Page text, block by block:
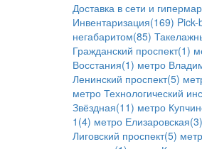
Доставка в сети и
Инвентаризация(169)
негабаритом(85)
Гражданский проспект(1)
Восстания(1) метро
Ленинский проспект(5)
метро Технологический
Звёздная(11) метро
1(4) метро Елизаровская(3)
Лиговский проспект(5)